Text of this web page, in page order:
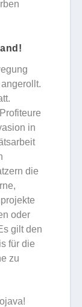
in
die
oder
gilt den
für die
zu